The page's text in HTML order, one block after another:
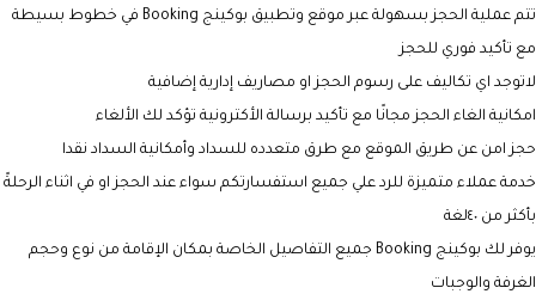
تتم عملية الحجز بسهولة عبر موقع وتطبيق بوكينج Booking في خطوط بسيطة
مع تأكيد فوري للحجز
لاتوجد اي تكاليف على رسوم الحجز او مصاريف إدارية إضافية
امكانية الغاء الحجز مجانًا مع تأكيد برسالة الأكترونية تؤكد لك الألغاء
حجز امن عن طريق الموقع مع طرق متعدده للسداد وأمكانية السداد نقدا
خدمة عملاء متميزة للرد علي جميع استفسارتكم سواء عند الحجز او في اثناء الرحلةً
بأكثر من ٤٠لغة
يوفر لك بوكينج Booking جميع التفاصيل الخاصة بمكان الإقامة من نوع وحجم
الغرفة والوجبات